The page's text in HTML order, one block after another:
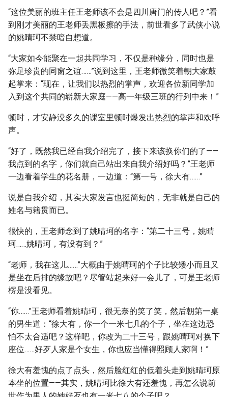
“这位美丽的班主任王老师该不会是四川唐门的传人吧？”看
到刚才美丽的王老师丢黑板擦的手法，前世看多了武侠小说
的姚晴珂不禁暗自想道。
“大家如今能聚在一起共同学习，不仅是种缘分，同时也是
弥足珍贵的同窗之谊……”说到这里，王老师微笑着朝大家鼓
起掌来：“现在，让我们以热烈的掌声，欢迎各位新同学加
入到这个共同的崭新大家庭——高一年级三班的行列中来！”
顿时，才安静没多久的课室里顿时爆发出热烈的掌声和欢呼
声。
“好了，既然我已经自我介绍完了，接下来该换你们的了——
我点到的名字，你们就自己站出来自我介绍好吗？”王老师
一边看着学生的花名册，一边道：“第一号，徐大有……”
说是自我介绍，其实大家发言也挺简短的，无非就是自己的
姓名与籍贯而已。
很快的，王老师念到了姚晴珂的名字：“第二十三号，姚晴
珂……姚晴珂，有没有到？”
“老师，我在这儿……”大概由于姚晴珂的个子比较矮小而且又
是坐在后排的缘故吧？尽管站起来好一会儿了，可是王老师
楞是没看见。
“你……”王老师看着姚晴珂，很无奈的笑了笑，然后朝第一桌
的男生道：“徐大有，你一个一米七几的个子，坐在这边恐
怕不太合适吧？这样吧，你改为二十三号，跟姚晴珂对换下
座位……好歹人家是个女生，你也应当懂得照顾人家啊！”
徐大有羞愧的点了点头，然后脸红红的低着头走到姚晴珂原
本坐的位置——其实，姚晴珂比徐大有还羞愧，再怎么说前